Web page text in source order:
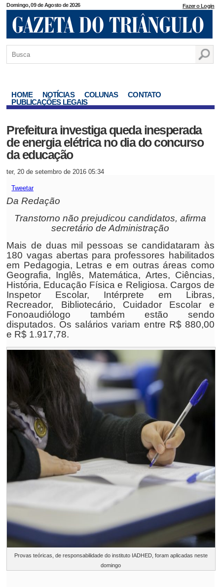
Domingo, 09 de Agosto de 2026 Fazer o Login
HOME NOTÍCIAS COLUNAS
CONTATO
PUBLICAÇÕES LEGAIS
Prefeitura investiga queda inesperada
de energia elétrica no dia do concurso
da educação
ter, 20 de setembro de 2016 05:34
Tweetar
Da Redação
Transtorno não prejudicou candidatos, afirma
secretário de Administração
Mais de duas mil pessoas se candidataram às
180 vagas abertas para professores habilitados
em Pedagogia, Letras e em outras áreas como
Geografia, Inglês, Matemática, Artes, Ciências,
História, Educação Física e Religiosa. Cargos de
Inspetor Escolar, Intérprete em Libras,
Recreador, Bibliotecário, Cuidador Escolar e
Fonoaudiólogo também estão sendo
disputados. Os salários variam entre R$ 880,00
e R$ 1.917,78.
Provas teóricas, de responsabilidade do instituto IADHED, foram aplicadas neste
domingo